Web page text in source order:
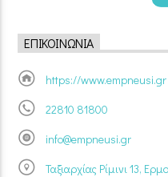
ΕΠΙΚΟΙΝΩΝΊΑ
https://www.empneusi.gr
22810 81800
info@empneusi.gr
Ταξιαρχίας Ρίμινι 13,